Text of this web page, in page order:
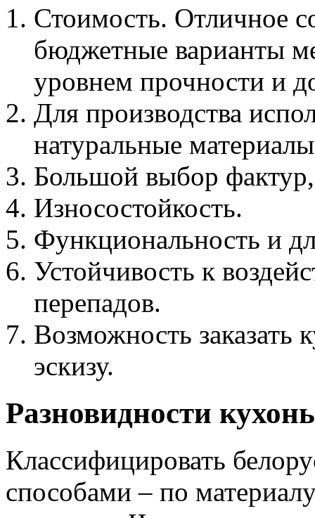
Стоимость. Отличное
бюджетные варианты
уровнем прочности и
Для производства
натуральные
Большой выбор
Износостойкость.
Функциональность и
Устойчивость к
перепадов.
Возможность
эскизу.
Разновидности кухонь
Классифицировать
способами – по